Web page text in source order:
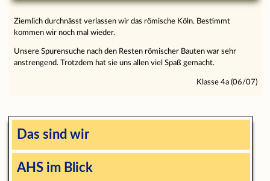
Ziemlich durchnässt verlassen wir das römische Köln. Bestimmt
kommen wir noch mal wieder.
Unsere Spurensuche nach den Resten römischer Bauten war sehr
anstrengend. Trotzdem hat sie uns allen viel Spaß gemacht.
Klasse 4a (06/07)
Das sind wir
AHS im Blick